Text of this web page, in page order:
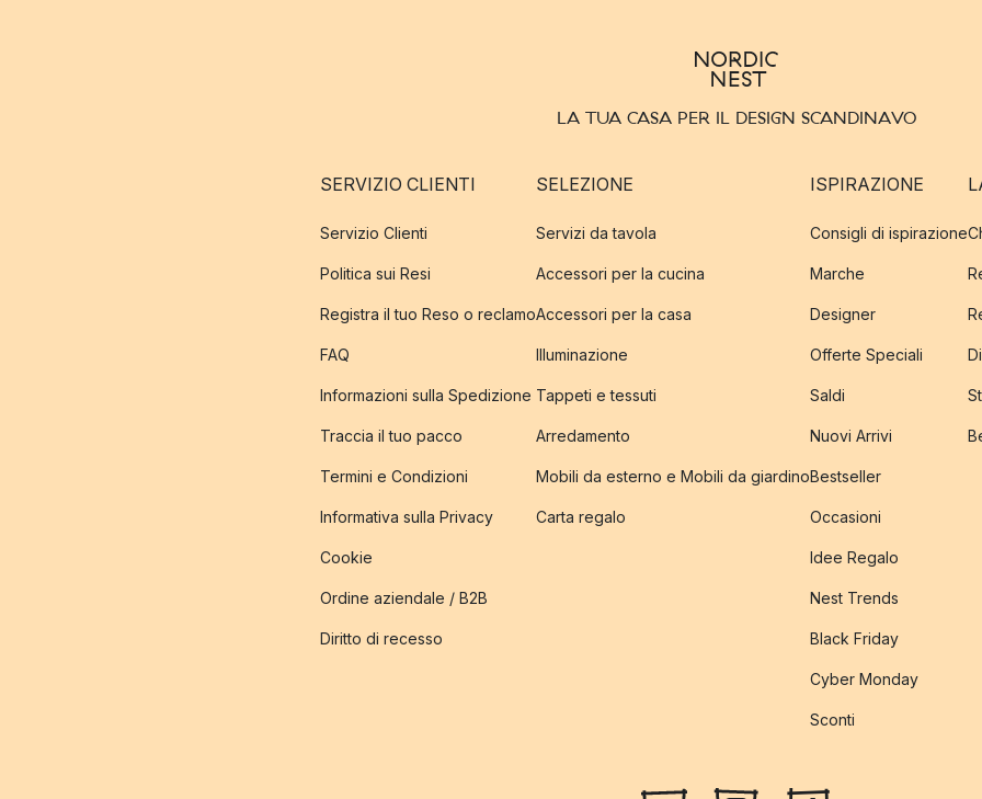
LA TUA CASA PER IL DESIGN SCANDINAVO
SERVIZIO CLIENTI
Servizio Clienti
Politica sui Resi
Registra il tuo Reso o reclamo
FAQ
Informazioni sulla Spedizione
Traccia il tuo pacco
Termini e Condizioni
Informativa sulla Privacy
Cookie
Ordine aziendale / B2B
Diritto di recesso
SELEZIONE
Servizi da tavola
Accessori per la cucina
Accessori per la casa
Illuminazione
Tappeti e tessuti
Arredamento
Mobili da esterno e Mobili da giardino
Carta regalo
ISPIRAZIONE
Consigli di ispirazione
Marche
Designer
Offerte Speciali
Saldi
Nuovi Arrivi
Bestseller
Occasioni
Idee Regalo
Nest Trends
Black Friday
Cyber Monday
Sconti